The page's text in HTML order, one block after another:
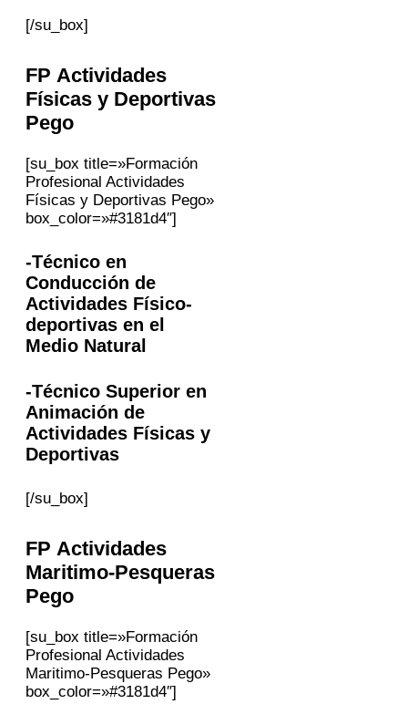
[/su_box]
FP Actividades
Físicas y Deportivas
Pego
[su_box title=»Formación
Profesional Actividades
Físicas y Deportivas Pego»
box_color=»#3181d4″]
-Técnico en
Conducción de
Actividades Físico-
deportivas en el
Medio Natural
-Técnico Superior en
Animación de
Actividades Físicas y
Deportivas
[/su_box]
FP Actividades
Maritimo-Pesqueras
Pego
[su_box title=»Formación
Profesional Actividades
Maritimo-Pesqueras Pego»
box_color=»#3181d4″]